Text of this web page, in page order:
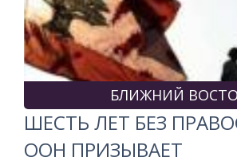
БЛИЖНИЙ
ШЕСТЬ ЛЕТ БЕЗ
ООН ПРИЗЫВАЕТ